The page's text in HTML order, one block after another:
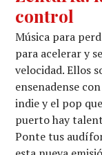
control
Música para
para acelerar y
velocidad. Ellos
ensenadense
indie y el pop
puerto hay
Ponte tus